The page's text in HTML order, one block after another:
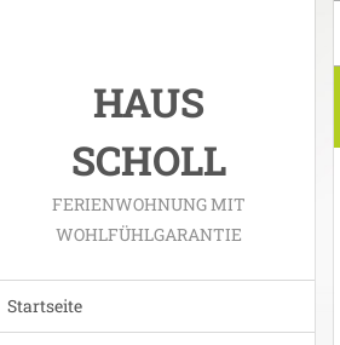
HAUS
SCHOLL
FERIENWOHNUNG MIT
WOHLFÜHLGARANTIE
Startseite